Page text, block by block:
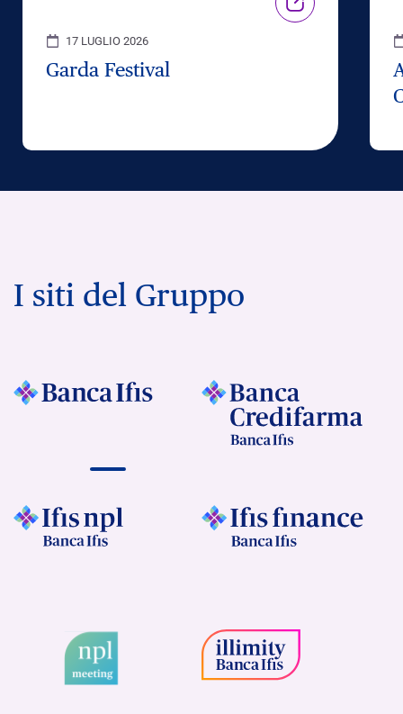
17 LUGLIO 2026
Garda Festival
I siti del Gruppo